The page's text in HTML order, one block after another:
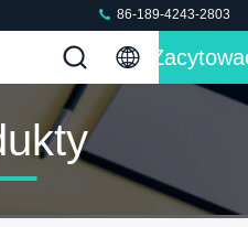
86-189-4243-2803